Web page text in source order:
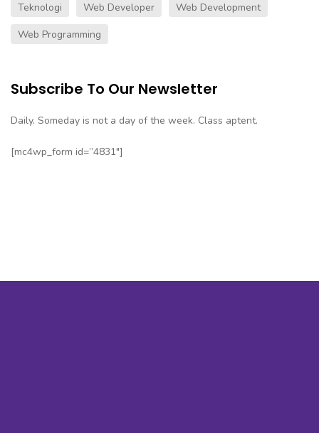
Teknologi
Web Developer
Web Development
Web Programming
Subscribe To Our Newsletter
Daily. Someday is not a day of the week. Class aptent.
[mc4wp_form id=”4831″]